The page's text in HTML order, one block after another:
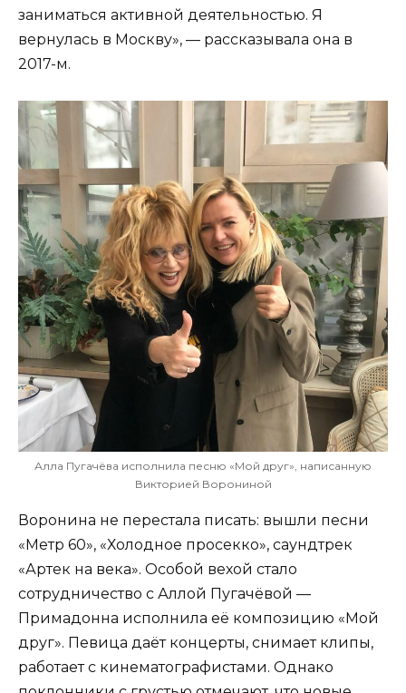
заниматься активной деятельностью. Я
вернулась в Москву», — рассказывала она в
2017-м.
Алла Пугачёва исполнила песню «Мой друг», написанную
Викторией Ворониной
Воронина не перестала писать: вышли песни
«Метр 60», «Холодное просекко», саундтрек
«Артек на века». Особой вехой стало
сотрудничество с Аллой Пугачёвой —
Примадонна исполнила её композицию «Мой
друг». Певица даёт концерты, снимает клипы,
работает с кинематографистами. Однако